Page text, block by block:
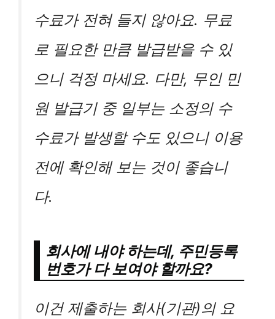
수료가 전혀 들지 않아요. 무료
로 필요한 만큼 발급받을 수 있
으니 걱정 마세요. 다만, 무인 민
원 발급기 중 일부는 소정의 수
수료가 발생할 수도 있으니 이용
전에 확인해 보는 것이 좋습니
다.
회사에 내야 하는데, 주민등록
번호가 다 보여야 할까요?
이건 제출하는 회사(기관)의 요